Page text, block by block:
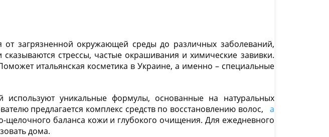
от загрязненной окружающей среды до различных заболеваний,
стрессы, частые окрашивания и химические завивки.
итальянская косметика в Украине, а именно – специальные
используют уникальные формулы, основанные на натуральных
предлагается комплекс средств по восстановлению волос,
а
щелочного баланса кожи и глубокого очищения. Для ежедневного
дома.